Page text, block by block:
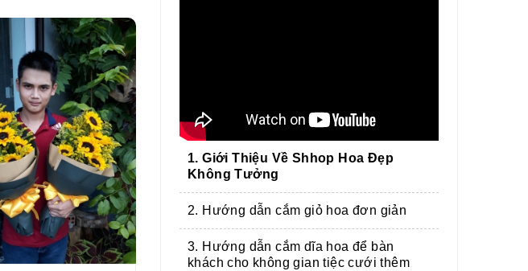
1. Giới Thiệu Về Shhop Hoa Đẹp
Không Tưởng
2. Hướng dẫn cắm giỏ hoa đơn giản
3. Hướng dẫn cắm dĩa hoa để bàn
khách cho không gian tiệc cưới thêm